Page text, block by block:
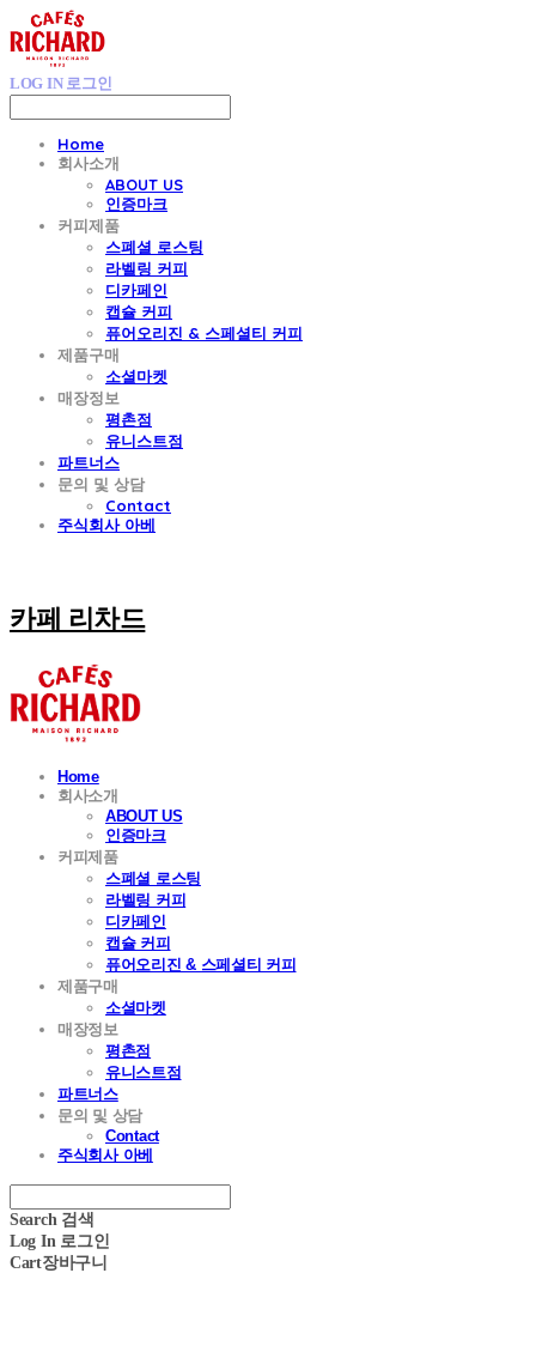
LOG IN 로그인
Home
회사소개
ABOUT US
인증마크
커피제품
스폐셜 로스팅
라벨링 커피
디카페인
캡슐 커피
퓨어오리진 & 스페셜티 커피
제품구매
소셜마켓
매장정보
평촌점
유니스트점
파트너스
문의 및 상담
Contact
주식회사 아베
카페 리차드
Home
회사소개
ABOUT US
인증마크
커피제품
스폐셜 로스팅
라벨링 커피
디카페인
캡슐 커피
퓨어오리진 & 스페셜티 커피
제품구매
소셜마켓
매장정보
평촌점
유니스트점
파트너스
문의 및 상담
Contact
주식회사 아베
Search 검색
Log In 로그인
Cart장바구니